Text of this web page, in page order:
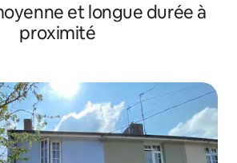
et longue durée à
proximité